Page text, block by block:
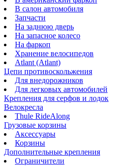
В салон автомобиля
Запчасти
На заднюю дверь
На запасное колесо
На фаркоп
Хранение велосипедов
Atlant (Atlant)
Цепи противоскольжения
Для внедорожников
Для легковых автомобилей
Крепления для серфов и лодок
Велокресла
Thule RideAlong
Грузовые корзины
Аксессуары
Корзины
Дополнительные крепления
Ограничители